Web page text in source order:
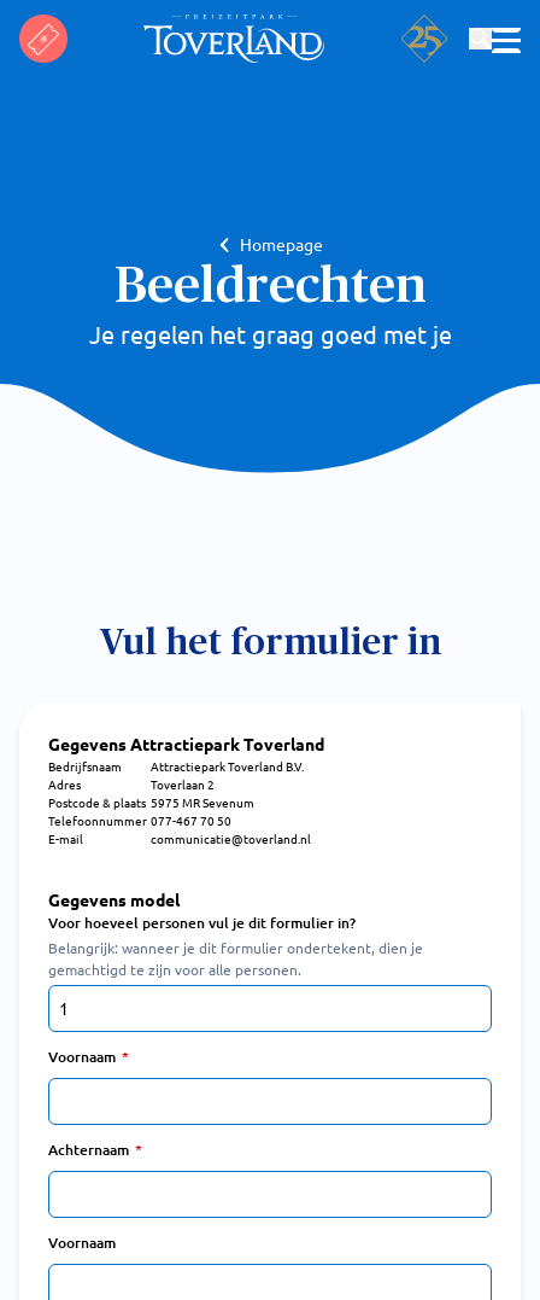
Homepage
Beeldrechten
Je regelen het graag goed met je
Vul het formulier in
Gegevens Attractiepark Toverland
Bedrijfsnaam
Attractiepark Toverland B.V.
Adres
Toverlaan 2
Postcode & plaats 5975 MR Sevenum
Telefoonnummer 077-467 70 50
E-mail
communicatie@toverland.nl
Gegevens model
Voor hoeveel personen vul je dit formulier in?
Belangrijk: wanneer je dit formulier ondertekent, dien je
gemachtigd te zijn voor alle personen.
Voornaam
Achternaam
Voornaam